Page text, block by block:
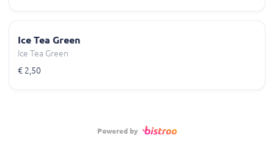
Ice Tea Green
Ice Tea Green
€ 2,50
Powered by